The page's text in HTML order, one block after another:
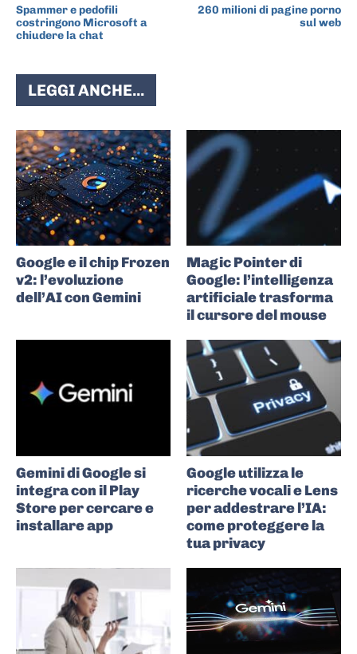
Spammer e pedofili
costringono Microsoft a
chiudere la chat
260 milioni di pagine porno
sul web
LEGGI ANCHE...
Google e il chip Frozen
v2: l’evoluzione
dell’AI con Gemini
Magic Pointer di
Google: l’intelligenza
artificiale trasforma
il cursore del mouse
Gemini di Google si
integra con il Play
Store per cercare e
installare app
Google utilizza le
ricerche vocali e Lens
per addestrare l’IA:
come proteggere la
tua privacy